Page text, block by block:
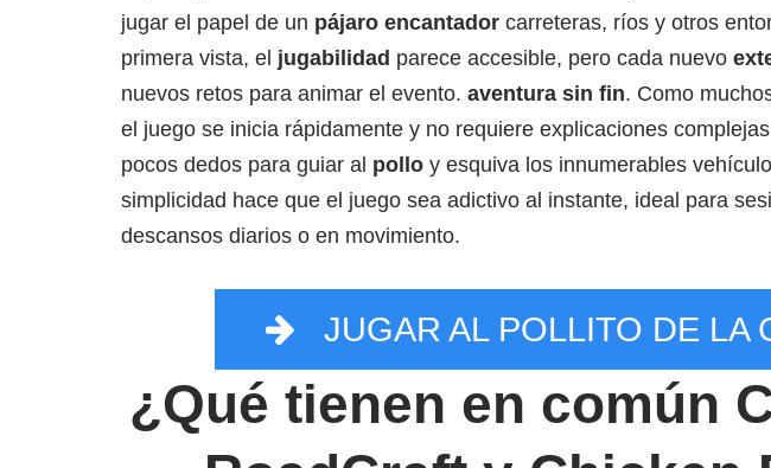
jugar el papel de un pájaro encantador carreteras, ríos y otros
primera vista, el jugabilidad parece accesible, pero cada nuevo
nuevos retos para animar el evento. aventura sin fin. Como
el juego se inicia rápidamente y no requiere explicaciones
pocos dedos para guiar al pollo y esquiva los innumerables
simplicidad hace que el juego sea adictivo al instante, ideal para
descansos diarios o en movimiento.
JUGAR AL POLLITO DE LA
¿Qué tienen en común